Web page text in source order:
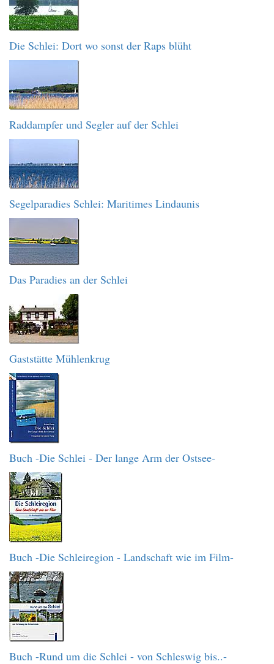
Die Schlei: Dort wo sonst der Raps blüht
Raddampfer und Segler auf der Schlei
Segelparadies Schlei: Maritimes Lindaunis
Das Paradies an der Schlei
Gaststätte Mühlenkrug
Buch -Die Schlei - Der lange Arm der Ostsee-
Buch -Die Schleiregion - Landschaft wie im Film-
Buch -Rund um die Schlei - von Schleswig bis..-